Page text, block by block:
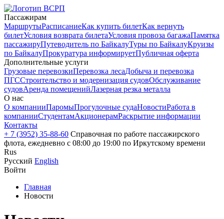
Пассажирам
МаршрутыРасписаниеКак купить билетКак вернуть
билетУсловия возврата билетаУсловия провоза багажаПамятка
пассажируПутеводитель по БайкалуТуры по БайкалуКруизы
по БайкалуПрокуратура информируетПубличная оферта
Дополнительные услуги
Грузовые перевозкиПеревозка лесаДобыча и перевозка
ПГССтроительство и модернизация судовОбслуживание
судовАренда помещенийЛазерная резка металла
О нас
О компанииПаромыПрогулочные судаНовостиРабота в
компанииСтудентамАкционерамРаскрытие информации
Контакты
+ 7 (3952) 35-88-60 Справочная по работе пассажирского
флота, ежедневно с 08:00 до 19:00 по Иркутскому времени
Rus
Русский English
Войти
Главная
Новости